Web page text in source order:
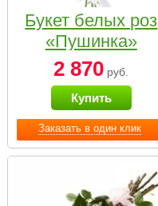
Заказать в один клик
Букет белых роз
«Пушинка»
2 870 руб.
Купить